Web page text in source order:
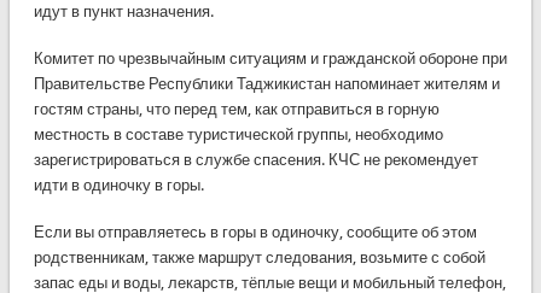
идут в пункт назначения.
Комитет по чрезвычайным ситуациям и гражданской обороне при
Правительстве Республики Таджикистан напоминает жителям и
гостям страны, что перед тем, как отправиться в горную
местность в составе туристической группы, необходимо
зарегистрироваться в службе спасения. КЧС не рекомендует
идти в одиночку в горы.
Если вы отправляетесь в горы в одиночку, сообщите об этом
родственникам, также маршрут следования, возьмите с собой
запас еды и воды, лекарств, тёплые вещи и мобильный телефон,